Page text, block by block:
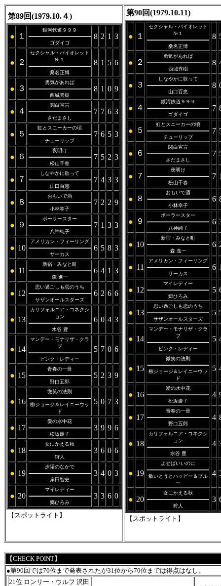
第89回(1979.10.４)
● １
銀河鉄道９９９
ゴダイゴ
8 2 1 3
● ２
セクシャル・バイオレット
№１
桑名正博
8 1 5 6
● ３
勇気があれば
西城秀樹
8 1 0 9
● ４
関白宣言
さだまさし
7 7 6 3
● ５
虹とスニーカーの頃
チューリップ
7 6 5 3
● ６
夜明け
松山千春
7 5 2 3
● ７
しなやかに歌って
山口百恵
7 4 3 3
● ８
おもいで酒
小林幸子
7 2 2 9
● ９
ポーラースター
八神純子
7 1 3 3
● 10
アメリカン・フィーリング
サーカス
6 5 8 3
● 11
新宿・みなと町
森 進一
6 4 1 3
● 12
思い過ごしも恋のうち
サザンオールスターズ
6 2 6 6
● 13
カリフォルニア・コネクシ
ョン
水谷 豊
6 0 4 3
● 14
マンデー・モナリザ・クラ
ブ
ピンク・レディー
5 7 0 6
● 15
青春の一冊
野口五郎
5 2 3 9
● 16
微笑の法則
柳ジョージ＆レイニーウッ
ド
5 0 7 3
● 17
愛の水中花
松坂慶子
3 9 9 6
● 18
女にかえる秋
狩人
3 6 0 6
● 19
夕陽のなかで
岸田智史
3 4 0 3
● 20
マイレディー
郷ひろみ
3 3 6 0
【スポットライト】
第90回(1979.10.11)
● １
セクシャル・バイオレット
№１
桑名正博
8
● ２
勇気があれば
西城秀樹
8
● ３
しなやかに歌って
山口百恵
8
● ４
銀河鉄道９９９
ゴダイゴ
7
● ５
虹とスニーカーの頃
チューリップ
7
● ６
関白宣言
さだまさし
7
● ７
夜明け
松山千春
7
● ８
おもいで酒
小林幸子
6
● ９
ポーラースター
八神純子
6
● 10
新宿・みなと町
森 進一
6
● 11
アメリカン・フィーリング
サーカス
6
● 12
マイレディー
郷ひろみ
5
● 13
思い過ごしも恋のうち
サザンオールスターズ
5
● 14
マンデー・モナリザ・クラ
ブ
ピンク・レディー
5
● 15
微笑の法則
柳ジョージ＆レイニーウッ
ド
5
● 16
愛の水中花
松坂慶子
4
● 17
青春の一冊
野口五郎
4
● 18
カリフォルニア・コネクシ
ョン
水谷 豊
4
● 19
よせばいいのに
敏いとうとハッピー＆ブル
ー
4
● 20
女にかえる秋
狩人
3
【スポットライト】
【CHECK POINT】
●第90回では70位まで発表されたが31位から70位までは得点はなし。
21位 ロンリー・ウルフ 沢田